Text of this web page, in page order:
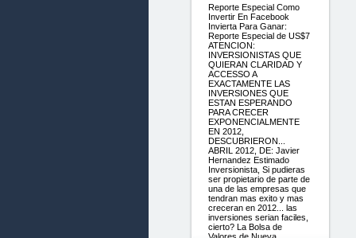
Reporte Especial Como
Invertir En Facebook
Invierta Para Ganar:
Reporte Especial de US$7
ATENCION:
INVERSIONISTAS QUE
QUIERAN CLARIDAD Y
ACCESSO A
EXACTAMENTE LAS
INVERSIONES QUE
ESTAN ESPERANDO
PARA CRECER
EXPONENCIALMENTE
EN 2012,
DESCUBRIERON...
ABRIL 2012, DE: Javier
Hernandez Estimado
Inversionista, Si pudieras
ser propietario de parte de
una de las empresas que
tendran mas exito y mas
creceran en 2012... las
inversiones serian faciles,
cierto? La Bolsa de